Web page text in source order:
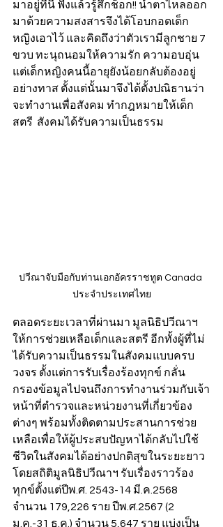
มาอยู่ที่นี่ ฟังแล้วรู้สึกช็อก!! น้ำตาไหลออก
มาด้วยความสงสารจึงได้โอบกอดเด็ก
หญิงเอาไว้ และคิดถึงว่าตัวเรามีลูกชาย 7
ขวบ ทะนุถนอมให้ความรัก ความอบอุ่น
แต่เด็กหญิงคนนี้อายุยังน้อยกลับต้องอยู่
อย่างทาส ตั้งแต่นั้นมาจึงได้ตั้งปณิธานว่า
จะทำงานเพื่อสังคม ทำกฎหมายให้เด็ก
สตรี  สังคมได้รับความเป็นธรรม
ปวีณาจับมือกับท่านเอกอัครราชทูต Canada
ประจำประเทศไทย
ตลอดระยะเวลาที่ผ่านมา มูลนิธิปวีณาฯ
ให้การช่วยเหลือเด็กและสตรี อีกทั้งผู้ที่ไม่
ได้รับความเป็นธรรมในสังคมแบบครบ
วงจร ตั้งแต่การรับเรื่องร้องทุกข์ กลั่น
กรองข้อมูลไปจนถึงการทำงานร่วมกับเจ้า
หน้าที่ตำรวจและหน่วยงานที่เกี่ยวข้อง
ต่างๆ พร้อมทั้งติดตามประสานการช่วย
เหลือเพื่อให้ผู้ประสบปัญหาได้กลับไปใช้
ชีวิตในสังคมได้อย่างปกติสุขในระยะยาว
โดยสถิติมูลนิธิปวีณาฯ รับเรื่องราวร้อง
ทุกข์ตั้งแต่ปีพ.ศ. 2543-14 มี.ค.2568
จำนวน 179,226 ราย ปีพ.ศ.2567 (2
ม.ค.-31 ธ.ค.) จำนวน 5,647 ราย แบ่งเป็น